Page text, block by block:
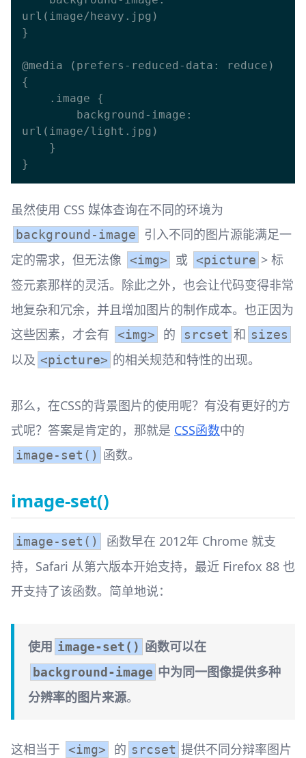
url(image/heavy.jpg)
}
@media (prefers-reduced-data: reduce)
{
url(image/light.jpg)
虽然使用 CSS 媒体查询在不同的环境为
background-image
引入不同的图片源能满足一
定的需求，但无法像
<img> 或 <picture > 标
签元素那样的灵活。除此之外，也会让代码变得非常
地复杂和冗余，并且增加图片的制作成本。也正因为
这些因素，才会有
<img> 的 srcset 和 sizes
以及 <picture> 的相关规范和特性的出现。
那么，在CSS的背景图片的使用呢？有没有更好的方
式呢？答案是肯定的，那就是 CSS函数中的
image-set() 函数。
image-set()
image-set()
函数早在 2012年 Chrome 就支
持，Safari 从第六版本开始支持，最近 Firefox 88 也
开支持了该函数。简单地说：
使用 image-set() 函数可以在
background-image 中为同一图像提供多种
分辨率的图片来源。
这相当于 <img> 的 srcset 提供不同分辩率图片